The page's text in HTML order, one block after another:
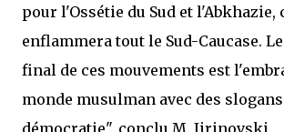
pour l'Ossétie du Sud et l'Abkhazie,
enflammera tout le Sud-Caucase.
final de ces mouvements est
monde musulman avec des
démocratie", conclu M. Jirinovski.